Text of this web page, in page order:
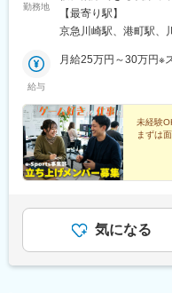
勤務地
※リモートOK《本社
ド川崎1302※受動喫煙
【最寄り駅】
京急川崎駅、港町駅、
給与
月給25万円～30万円※
未経験
まずは
気になる